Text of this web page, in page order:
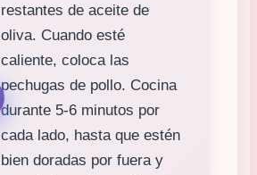
restantes de aceite de
oliva. Cuando esté
caliente, coloca las
pechugas de pollo. Cocina
durante 5-6 minutos por
cada lado, hasta que estén
bien doradas por fuera y